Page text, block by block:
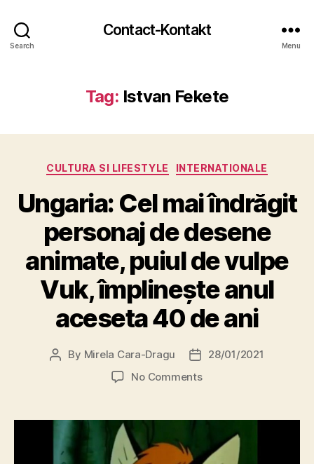
Search
Contact-Kontakt
Menu
Tag: Istvan Fekete
Categories
CULTURA SI LIFESTYLE INTERNATIONALE
Ungaria: Cel mai îndrăgit
personaj de desene
animate, puiul de vulpe
Vuk, împlinește anul
aceseta 40 de ani
Post
By Mirela Cara-Dragu
Post28/01/2021
No Commentson
mai
îndrăgit
personaj